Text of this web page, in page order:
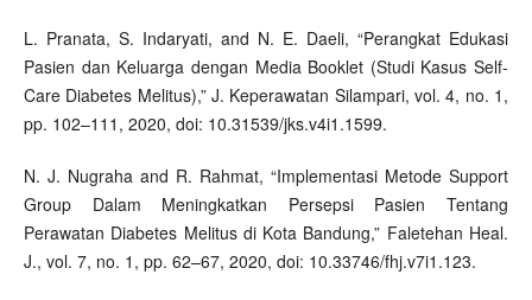
L. Pranata, S. Indaryati, and N. E. Daeli, “Perangkat Edukasi
Pasien dan Keluarga dengan Media Booklet (Studi Kasus Self-
Care Diabetes Melitus),” J. Keperawatan Silampari, vol. 4, no. 1,
pp. 102–111, 2020, doi: 10.31539/jks.v4i1.1599.
N. J. Nugraha and R. Rahmat, “Implementasi Metode Support
Group Dalam Meningkatkan Persepsi Pasien Tentang
Perawatan Diabetes Melitus di Kota Bandung,” Faletehan Heal.
J., vol. 7, no. 1, pp. 62–67, 2020, doi: 10.33746/fhj.v7i1.123.